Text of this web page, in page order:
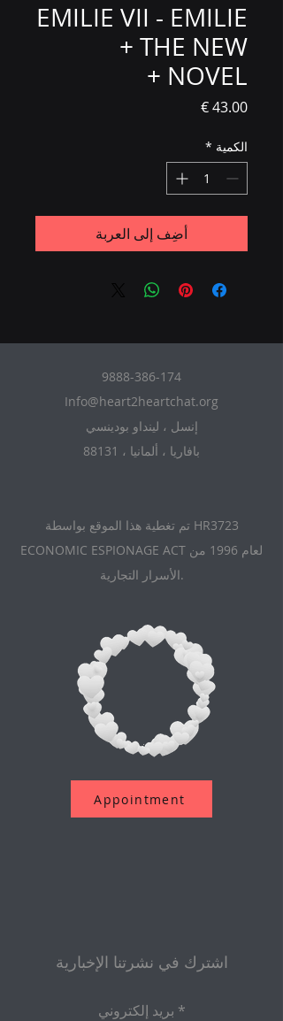
EMILIE VII - EMILIE
+ THE NEW
NOVEL +
السعر
الكمية *
أضِف إلى العربة
9888-386-174
Info@heart2heartchat.org
إنسل ، لينداو بودينسي
88131 ، بافاريا ، ألمانيا
تم تغطية هذا الموقع بواسطة HR3723
ECONOMIC ESPIONAGE ACT لعام 1996 من
الأسرار التجارية.
Appointment
اشترك في نشرتنا الإخبارية
بريد إلكتروني